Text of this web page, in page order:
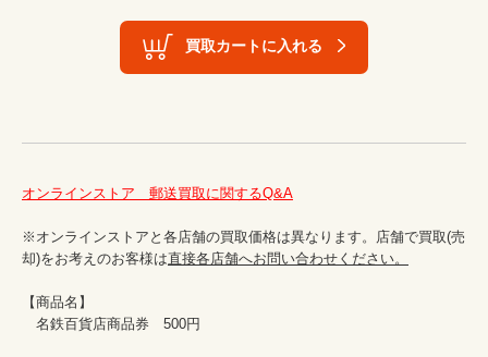
買取カートに入れる
オンラインストア　郵送買取に関するQ&A
※オンラインストアと各店舗の買取価格は異なります。店舗で買取(売
却)をお考えのお客様は直接各店舗へお問い合わせください。
【商品名】
名鉄百貨店商品券　500円